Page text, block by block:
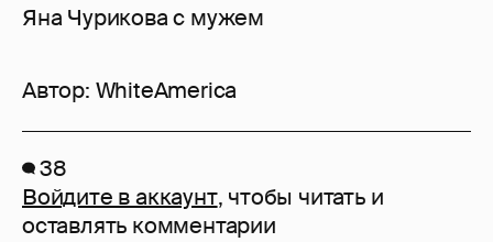
Яна Чурикова с мужем
Автор: WhiteAmerica
38
Войдите в аккаунт, чтобы читать и
оставлять комментарии